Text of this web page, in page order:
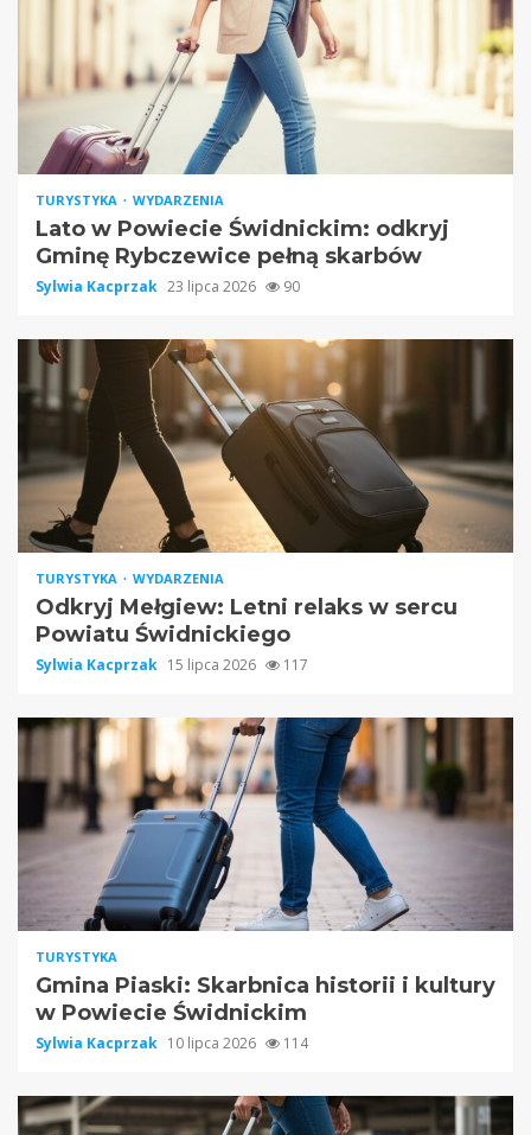
TURYSTYKA WYDARZENIA
Lato w Powiecie Świdnickim: odkryj
Gminę Rybczewice pełną skarbów
Sylwia Kacprzak 23 lipca 2026 90
TURYSTYKA WYDARZENIA
Odkryj Mełgiew: Letni relaks w sercu
Powiatu Świdnickiego
Sylwia Kacprzak 15 lipca 2026 117
TURYSTYKA
Gmina Piaski: Skarbnica historii i kultury
w Powiecie Świdnickim
Sylwia Kacprzak 10 lipca 2026 114